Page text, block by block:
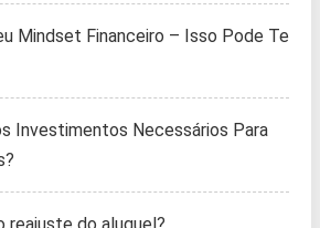
Mindset Financeiro – Isso Pode Te
Investimentos Necessários Para